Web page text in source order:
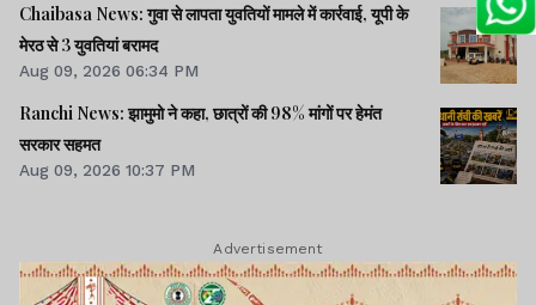
Chaibasa News: गुवा से लापता युवतियों मामले में कार्रवाई, यूपी के
मेरठ से 3 युवतियां बरामद
Aug 09, 2026 06:34 PM
Ranchi News: झामुमो ने कहा, छात्रों की 98% मांगों पर हेमंत
सरकार सहमत
Aug 09, 2026 10:37 PM
Advertisement